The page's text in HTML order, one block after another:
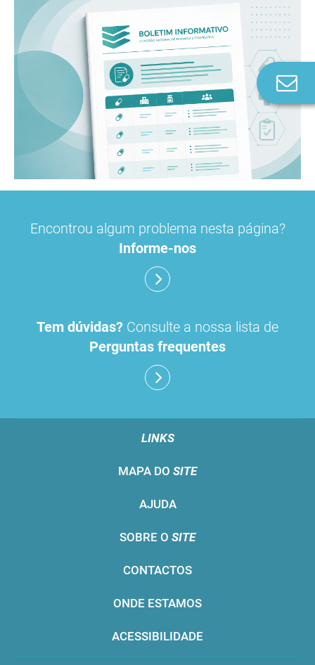
Encontrou algum problema nesta página?
Informe-nos
Tem dúvidas? Consulte a nossa lista de
Perguntas frequentes
LINKS
MAPA DO SITE
AJUDA
SOBRE O SITE
CONTACTOS
ONDE ESTAMOS
ACESSIBILIDADE